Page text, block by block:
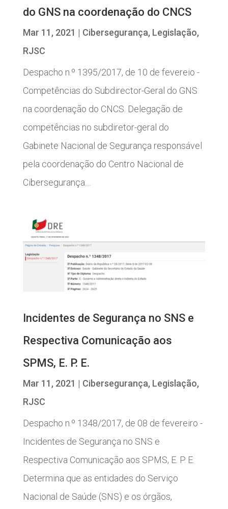
do GNS na coordenação do CNCS
Mar 11, 2021 | Cibersegurança, Legislação,
RJSC
Despacho n.º 1395/2017, de 10 de fevereio -
Competências do Subdirector-Geral do GNS
na coordenação do CNCS. Delegação de
competências no subdiretor-geral do
Gabinete Nacional de Segurança responsável
pela coordenação do Centro Nacional de
Cibersegurança....
Incidentes de Segurança no SNS e
Respectiva Comunicação aos
SPMS, E. P. E.
Mar 11, 2021 | Cibersegurança, Legislação,
RJSC
Despacho n.º 1348/2017, de 08 de fevereiro -
Incidentes de Segurança no SNS e
Respectiva Comunicação aos SPMS, E. P. E.
Determina que as entidades do Serviço
Nacional de Saúde (SNS) e os órgãos,